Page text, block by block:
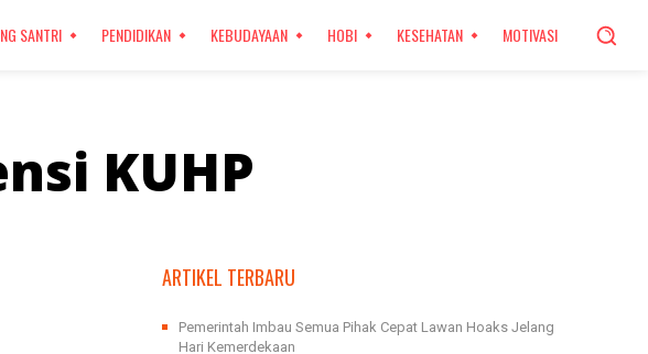
SANTRI PENDIDIKAN KEBUDAYAAN HOBI KESEHATAN MOTIVASI
KUHP
ARTIKEL TERBARU
Pemerintah Imbau Semua Pihak Cepat Lawan Hoaks Jelang
Hari Kemerdekaan